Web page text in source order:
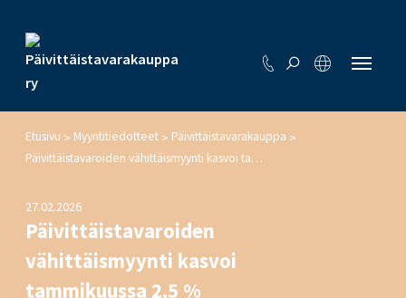
Etusivu > Myyntitiedotteet > Päivittäistavarakauppa >
Päivittäistavaroiden vähittäismyynti kasvoi tammikuussa 2,5 % edellisvuodesta
27.02.2026
Päivittäistavaroiden
vähittäismyynti kasvoi
tammikuussa 2,5 %